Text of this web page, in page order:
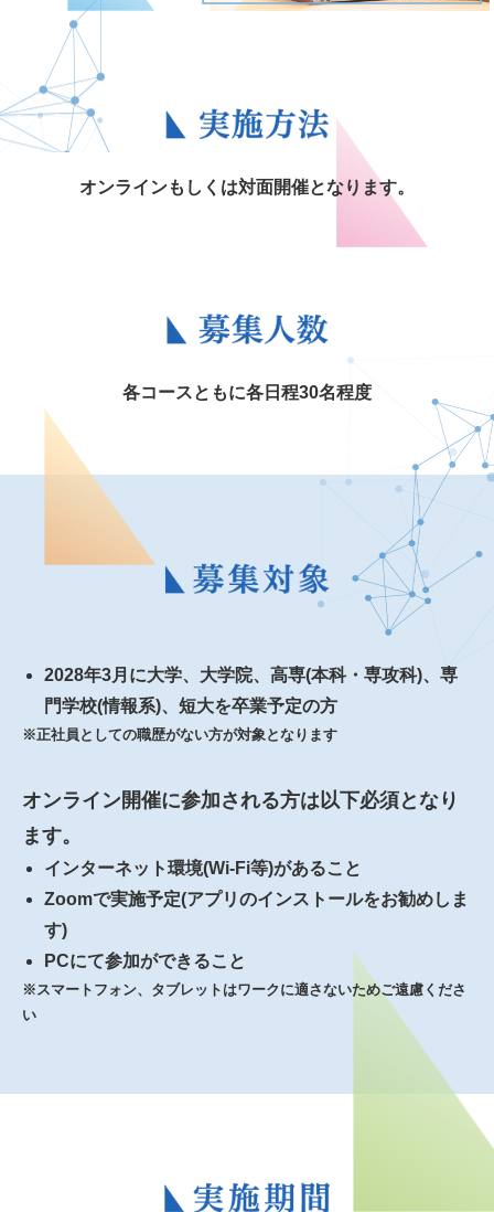
オンラインもしくは対面開催となります。
各コースともに各日程30名程度
2028年3月に大学、大学院、高専(本科・専攻科)、専
門学校(情報系)、短大を卒業予定の方
※正社員としての職歴がない方が対象となります
オンライン開催に参加される方は以下必須となり
ます。
インターネット環境(Wi-Fi等)があること
Zoomで実施予定(アプリのインストールをお勧めしま
す)
PCにて参加ができること
※スマートフォン、タブレットはワークに適さないためご遠慮くださ
い